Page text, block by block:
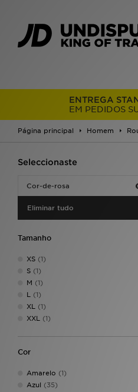
ENTREGA
EM PEDIDOS
Página principal Homem
Seleccionaste
Cor-de-rosa
Eliminar tudo
Tamanho
XS (1)
S (1)
M (1)
L (1)
XL (1)
XXL (1)
Cor
Amarelo (1)
Azul (35)